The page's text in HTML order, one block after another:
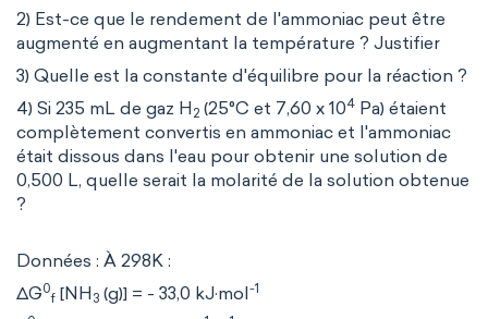
2) Est-ce que le rendement de l'ammoniac peut être
augmenté en augmentant la température ? Justifier
3) Quelle est la constante d'équilibre pour la réaction ?
4) Si 235 mL de gaz H 2 (25°C et 7,60 x 104 Pa) étaient
complètement convertis en ammoniac et l'ammoniac
était dissous dans l'eau pour obtenir une solution de
0,500 L, quelle serait la molarité de la solution obtenue
?
Données : À 298K :
ΔG0
f [NH 3 (g)] = - 33,0 kJ·mol-1